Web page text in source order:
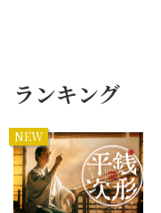
ランキング
NEW